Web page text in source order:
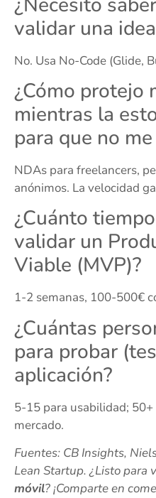
validar una
No. Usa No-Code (Glide,
¿Cómo protejo
mientras la
para que no
NDAs para freelancers,
anónimos. La velocidad
¿Cuánto
validar un
Viable (MVP)?
1-2 semanas, 100-500€
¿Cuántas
para probar
aplicación?
5-15 para usabilidad;
mercado.
Fuentes: CB Insights,
Lean Startup. ¿Listo para
móvil? ¡Comparte en